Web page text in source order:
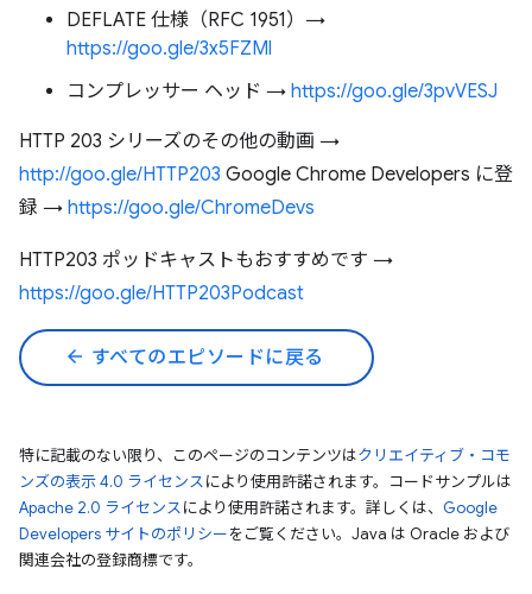
DEFLATE 仕様（RFC 1951）→
https://goo.gle/3x5FZMl
コンプレッサー ヘッド → https://goo.gle/3pvVESJ
HTTP 203 シリーズのその他の動画 →
http://goo.gle/HTTP203 Google Chrome Developers に登
録 → https://goo.gle/ChromeDevs
HTTP203 ポッドキャストもおすすめです →
https://goo.gle/HTTP203Podcast
arrow_back すべてのエピソードに戻る
特に記載のない限り、このページのコンテンツはクリエイティブ・コモ
ンズの表示 4.0 ライセンスにより使用許諾されます。コードサンプルは
Apache 2.0 ライセンスにより使用許諾されます。詳しくは、 Google
Developers サイトのポリシーをご覧ください。Java は Oracle および
関連会社の登録商標です。